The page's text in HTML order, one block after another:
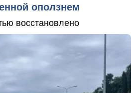
оползнем
восстановлено